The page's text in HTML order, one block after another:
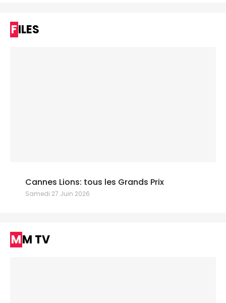
FILES
Cannes Lions: tous les Grands Prix
Samedi 27 Juin 2026
MM TV